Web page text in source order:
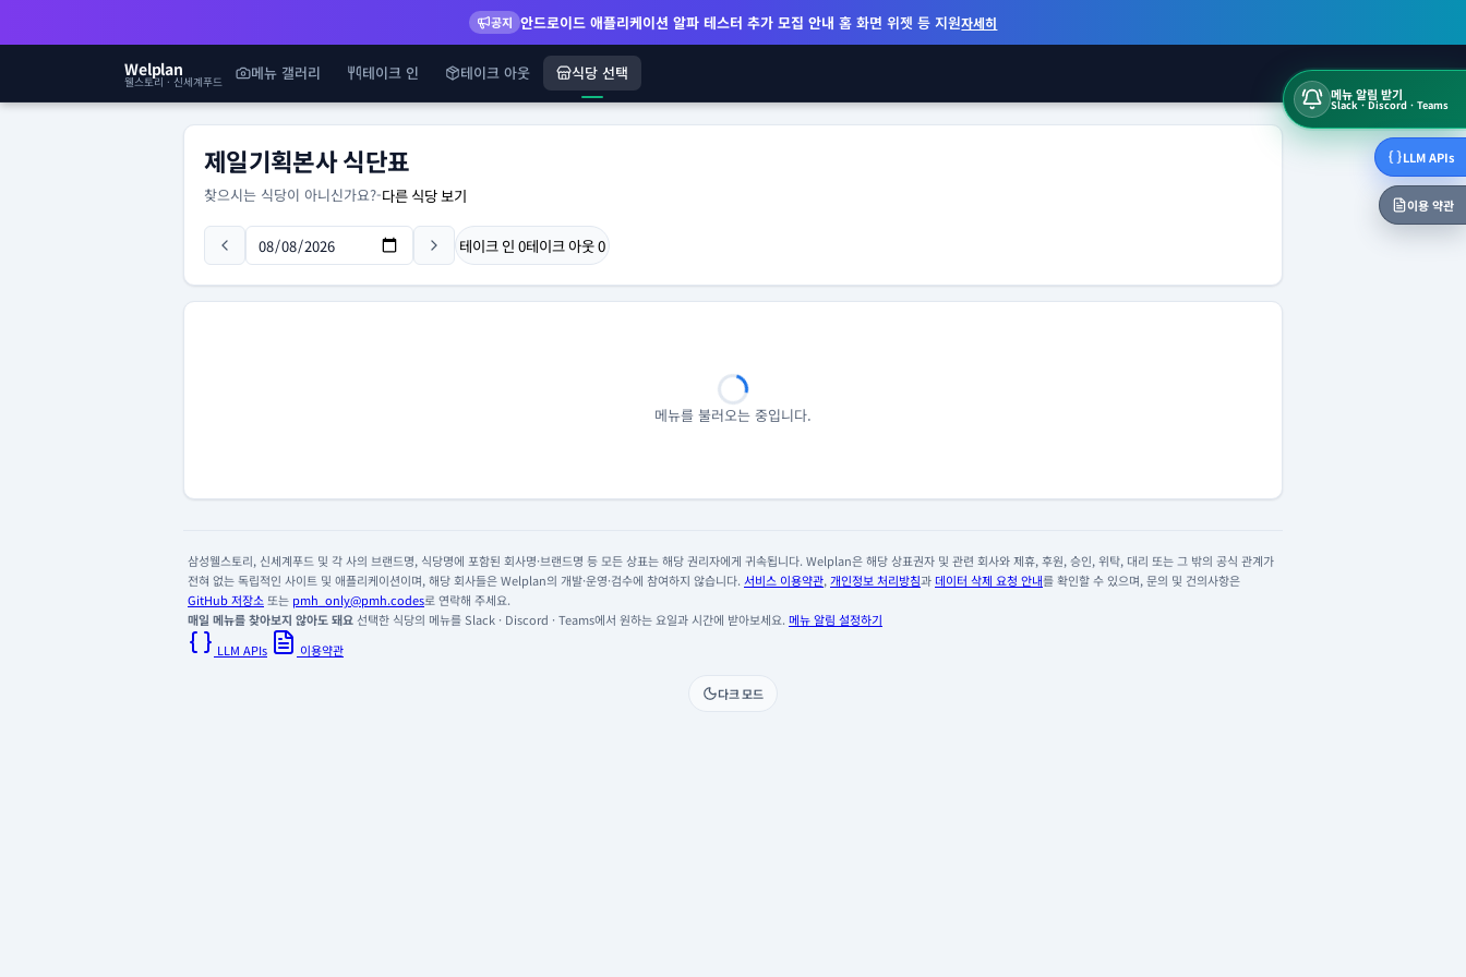
공지 안드로이드 애플리케이션 알파 테스터 추가 모집 안내 홈 화면 위젯 등 지원자세히
Welplan
웰스토리 · 신세계푸드 메뉴 갤러리 테이크 인 테이크 아웃 식당 선택
메뉴 알림 받기
Slack · Discord · Teams
LLM APIs
이용 약관
제일기획본사 식단표
찾으시는 식당이 아니신가요?-다른 식당 보기
테이크 인 0테이크 아웃0
메뉴를 불러오는 중입니다.
삼성웰스토리, 신세계푸드 및 각 사의 브랜드명, 식당명에 포함된 회사명·브랜드명 등 모든 상표는 해당 권리자에게 귀속됩니다. Welplan은 해당 상표권자 및 관련 회사와 제휴, 후원, 승인, 위탁, 대리 또는 그 밖의 공식 관계가
전혀 없는 독립적인 사이트 및 애플리케이션이며, 해당 회사들은 Welplan의 개발·운영·검수에 참여하지 않습니다. 서비스 이용약관, 개인정보 처리방침과데이터 삭제 요청 안내를 확인할 수 있으며, 문의 및 건의사항은
GitHub 저장소 또는 pmh_only@pmh.codes로 연락해 주세요.
매일 메뉴를 찾아보지 않아도 돼요선택한 식당의 메뉴를 Slack · Discord · Teams에서 원하는 요일과 시간에 받아보세요. 메뉴 알림 설정하기
LLM APIs
이용약관
다크 모드